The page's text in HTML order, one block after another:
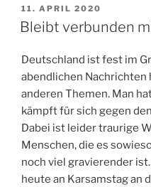
VERÖFFENTLICHT
AM
11. APRIL 2020
Bleibt verbunden
Deutschland ist fest im
abendlichen Nachrichten
anderen Themen. Man
kämpft für sich gegen
Dabei ist leider traurige
Menschen, die es
noch viel gravierender
heute an Karsamstag an